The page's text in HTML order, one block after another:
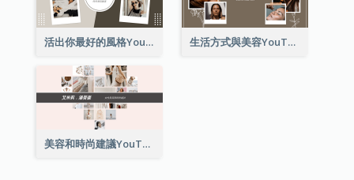
活出你最好的風格YouTube頻道圖片 生活方式與美容YouTube頻道圖片
美容和時尚建議YouTube頻道圖片